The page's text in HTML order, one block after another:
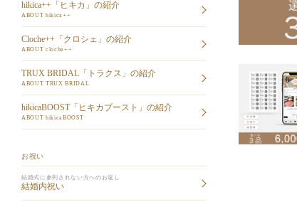
hikica++「ヒキカ」の紹介
ABOUT hikica++
Cloche++「クロシェ」の紹介
ABOUT cloche++
TRUX BRIDAL「トラクス」の紹介
ABOUT TRUX BRIDAL
hikicaBOOST「ヒキカブースト」の紹介
ABOUT hikicaBOOST
お祝い
結婚式に参列されない方へのお返し
結婚内祝い